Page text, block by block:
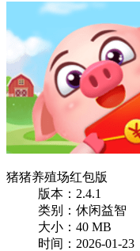
猪猪养殖场红包版
版本：2.4.1
类别：休闲益智
大小：40 MB
时间：2026-01-23